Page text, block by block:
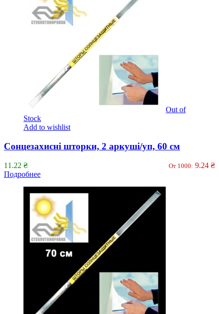
Out of
Stock
Add to wishlist
Сонцезахисні шторки, 2 аркуші/уп, 60 см
11.22 ₴ От 1000: 9.24 ₴
Подробнее